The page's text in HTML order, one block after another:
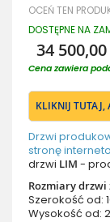
OCEŃ TEN
DOSTĘPNE NA
34 500,00
Cena zawiera
KLIKNIJ TUTAJ,
Drzwi
stronę
drzwi LIM -
Rozmiary drzwi
Szerokość od:
Wysokość od: